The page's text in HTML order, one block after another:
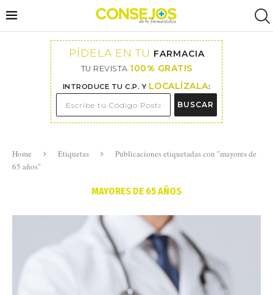
PÍDELA EN TU FARMACIA
TU REVISTA 100% GRATIS
INTRODUCE TU C.P. Y LOCALÍZALA:
BUSCAR
Home Etiquetas
Publicaciones etiquetadas con "mayores de
65 años"
MAYORES DE 65 AÑOS